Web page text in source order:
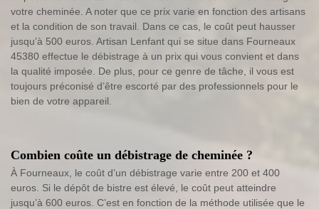
votre cheminée. A noter que ce prix varie en fonction des artisans
et la condition de son travail. Dans ce cas, le coût peut hausser
jusqu’à 500 euros. Artisan Lenfant qui se situe dans Fourneaux
45380 effectue le débistrage à un prix qui vous convient et dans
la qualité imposée. De plus, pour ce genre de tâche, il vous est
toujours préconisé d’être escorté par des professionnels pour le
bien de votre appareil.
Combien coûte un débistrage de cheminée ?
À Fourneaux, le coût d’un débistrage varie entre 200 et 400
euros. Si le dépôt de bistre est élevé, le coût peut atteindre
jusqu’à 600 euros. C’est en fonction de la méthode utilisée que le